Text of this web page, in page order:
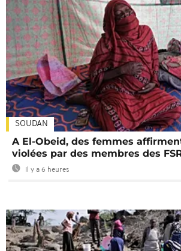
SOUDAN
A El-Obeid, des femmes
violées par des membres des
Il y a 6 heures